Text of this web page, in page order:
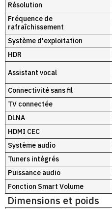
Résolution
Fréquence de
rafraîchissement
Système d'exploitation
HDR
Assistant vocal
Connectivité sans fil
TV connectée
DLNA
HDMI CEC
Système audio
Tuners intégrés
Puissance audio
Fonction Smart Volume
Dimensions et poids